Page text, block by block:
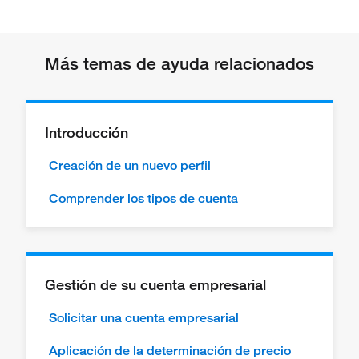
Más temas de ayuda relacionados
Introducción
Creación de un nuevo perfil
Comprender los tipos de cuenta
Gestión de su cuenta empresarial
Solicitar una cuenta empresarial
Aplicación de la determinación de precio